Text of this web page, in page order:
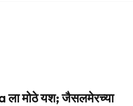
ला मोठे यश; जैसलमेरच्या